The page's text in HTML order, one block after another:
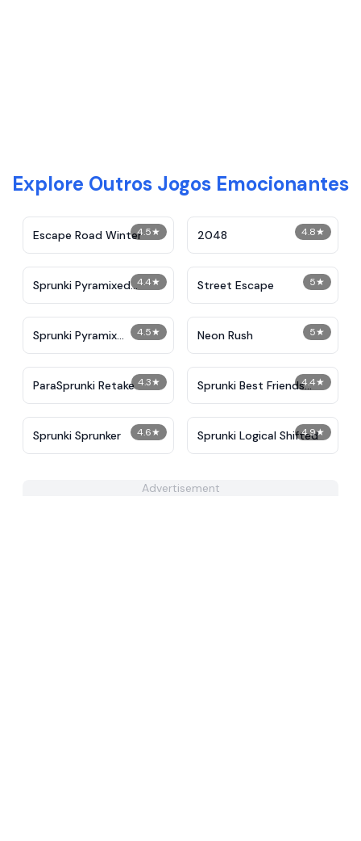
Explore Outros Jogos Emocionantes
4.5★
Escape Road Winter 4.8★
2048
4.4★
Sprunki Pyramixed
Shifted
5★
Street Escape
4.5★
Sprunki Pyramix
Creatophobos
5★
Neon Rush
4.3★
ParaSprunki Retake 4.4★
Sprunki Best Friends
Slaughter
4.6★
Sprunki Sprunker 4.9★
Sprunki Logical Shifted
Advertisement